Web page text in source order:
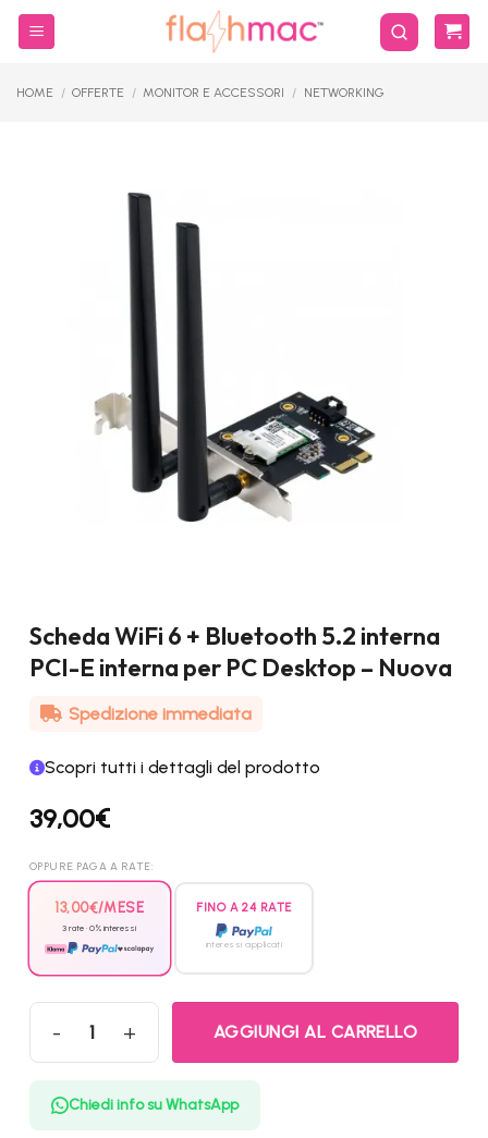
Salta
HOME / OFFERTE / MONITOR E ACCESSORI / NETWORKING
Scheda WiFi 6 + Bluetooth 5.2 interna
PCI-E interna per PC Desktop – Nuova
Spedizione immediata
Scopri tutti i dettagli del prodotto
39,00€
OPPURE PAGA A RATE:
13,00€/MESE
3 rate · 0% interessi
FINO A 24 RATE
interessi applicati
Scheda WiFi 6 + Bluetooth 5.2 interna PCI-E interna per PC
AGGIUNGI AL CARRELLO
Chiedi info su WhatsApp